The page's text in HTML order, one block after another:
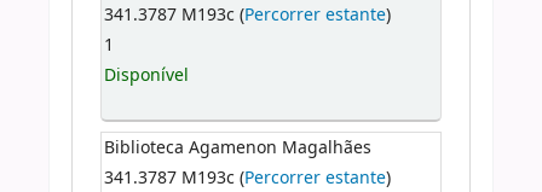
341.3787 M193c (Percorrer estante)
1
Disponível
Biblioteca Agamenon Magalhães
341.3787 M193c (Percorrer estante)